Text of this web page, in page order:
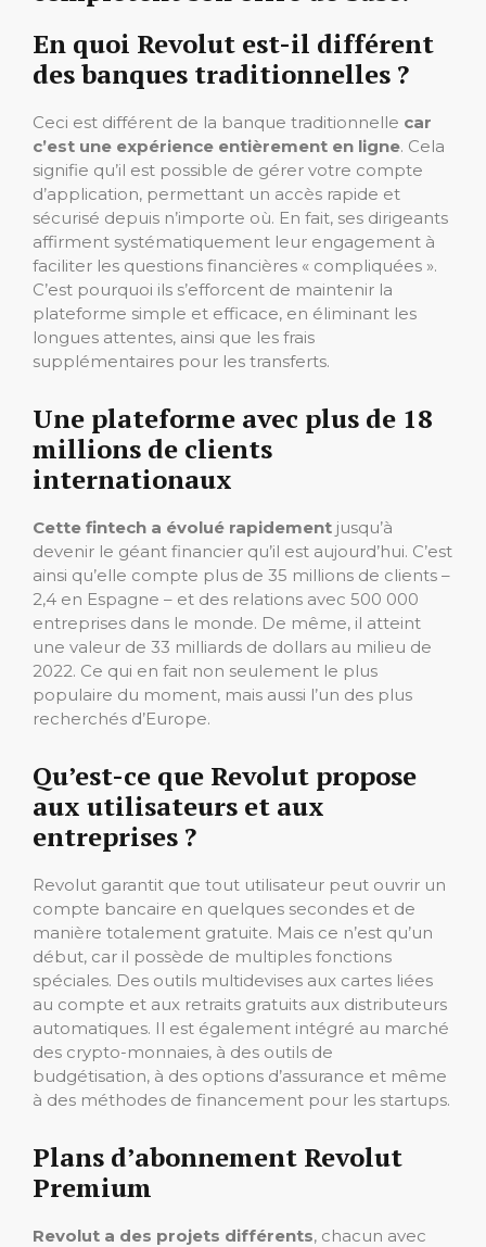
En quoi Revolut est-il différent
des banques traditionnelles ?
Ceci est différent de la banque traditionnelle car
c’est une expérience entièrement en ligne. Cela
signifie qu’il est possible de gérer votre compte
d’application, permettant un accès rapide et
sécurisé depuis n’importe où. En fait, ses dirigeants
affirment systématiquement leur engagement à
faciliter les questions financières « compliquées ».
C’est pourquoi ils s’efforcent de maintenir la
plateforme simple et efficace, en éliminant les
longues attentes, ainsi que les frais
supplémentaires pour les transferts.
Une plateforme avec plus de 18
millions de clients
internationaux
Cette fintech a évolué rapidement jusqu’à
devenir le géant financier qu’il est aujourd’hui. C’est
ainsi qu’elle compte plus de 35 millions de clients –
2,4 en Espagne – et des relations avec 500 000
entreprises dans le monde. De même, il atteint
une valeur de 33 milliards de dollars au milieu de
2022. Ce qui en fait non seulement le plus
populaire du moment, mais aussi l’un des plus
recherchés d’Europe.
Qu’est-ce que Revolut propose
aux utilisateurs et aux
entreprises ?
Revolut garantit que tout utilisateur peut ouvrir un
compte bancaire en quelques secondes et de
manière totalement gratuite. Mais ce n’est qu’un
début, car il possède de multiples fonctions
spéciales. Des outils multidevises aux cartes liées
au compte et aux retraits gratuits aux distributeurs
automatiques. Il est également intégré au marché
des crypto-monnaies, à des outils de
budgétisation, à des options d’assurance et même
à des méthodes de financement pour les startups.
Plans d’abonnement Revolut
Premium
Revolut a des projets différents, chacun avec